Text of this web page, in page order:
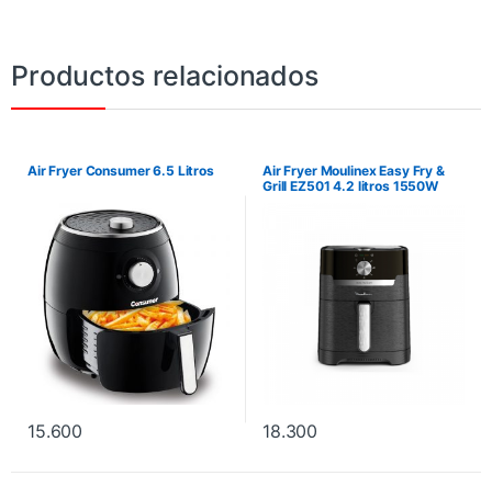
Productos relacionados
Air Fryer Consumer 6.5 Litros
15.600
Air Fryer Moulinex Easy Fry &
Grill EZ501 4.2 litros 1550W
18.300